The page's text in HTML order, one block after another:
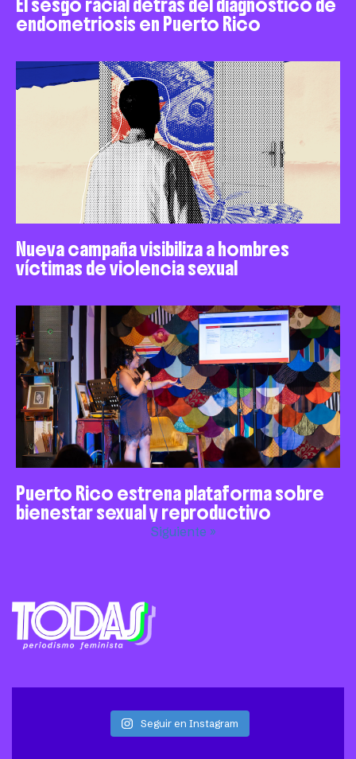
endometriosis en Puerto Rico
Nueva campaña visibiliza a hombres
víctimas de violencia sexual
Puerto Rico estrena plataforma sobre
bienestar sexual y reproductivo
Siguiente »
Seguir en Instagram